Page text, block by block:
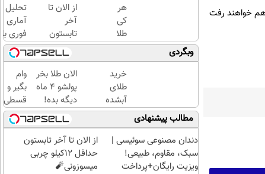
به مصاف هم خواهند رفت
هر
کی
طلا
داره،
غم
نداره!
😊💎
(خرید
طلا با
چند
کلیک)
از الان تا
آخر
تابستون
حداقل
12کیلو
چربی
میسوزونی
🧨
تحلیل
آماری
فوری با
نرم
افزار
SPSS
به
همراه
آموزش
کامل
حتی
وبگردی
خرید
طلای
آبشده
حتی با
۱۰۰هزارتومان
الان طلا بخر
پولشو 4 ماه
دیگه بده!
سرمایه‌گذاری
طلا با اقساط
بی‌بهره
وام
بگیر و
قسطی
طلا
بخر!
چی از
مطالب پیشنهادی
دندان مصنوعی سوئیسی |
سبک، مقاوم، طبیعی!
ویزیت رایگان+پرداخت
از الان تا آخر تابستون
حداقل 12کیلو چربی
میسوزونی🧨